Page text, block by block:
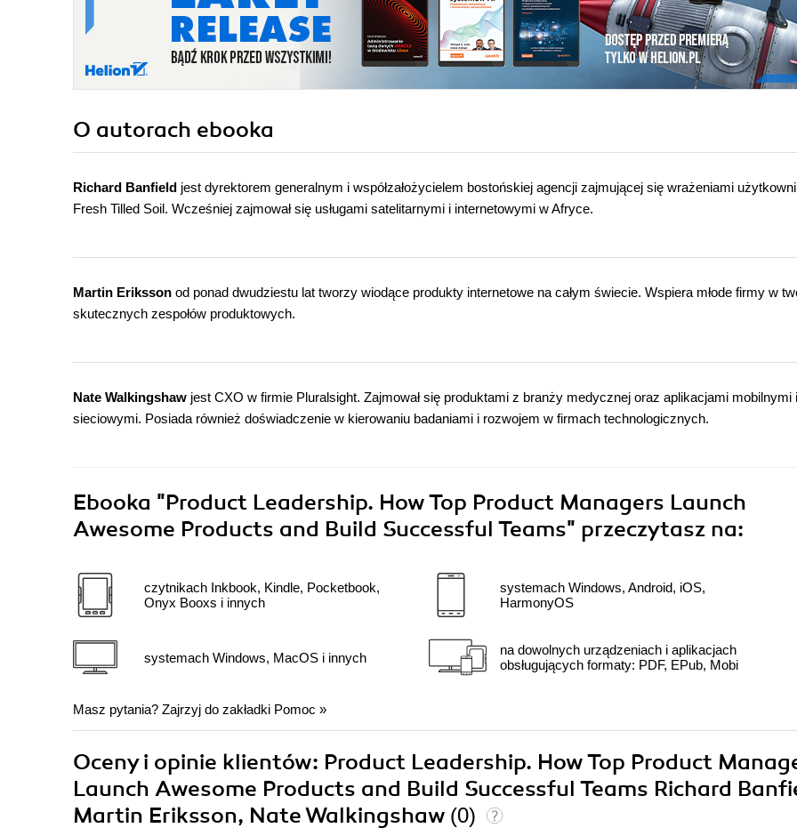
O autorach ebooka
Richard Banfield jest dyrektorem generalnym i współzałożycielem bostońskiej agencji zajmującej się wrażeniami
Fresh Tilled Soil. Wcześniej zajmował się usługami satelitarnymi i internetowymi w Afryce.
Martin Eriksson od ponad dwudziestu lat tworzy wiodące produkty internetowe na całym świecie. Wspiera młode firmy w
skutecznych zespołów produktowych.
Nate Walkingshaw jest CXO w firmie Pluralsight. Zajmował się produktami z branży medycznej oraz aplikacjami mobilnymi i
sieciowymi. Posiada również doświadczenie w kierowaniu badaniami i rozwojem w firmach technologicznych.
Ebooka "Product Leadership. How Top Product Managers Launch
Awesome Products and Build Successful Teams" przeczytasz na:
czytnikach Inkbook, Kindle, Pocketbook,
Onyx Booxs i innych
systemach Windows, MacOS i innych
systemach Windows, Android, iOS,
HarmonyOS
na dowolnych urządzeniach i aplikacjach
obsługujących formaty: PDF, EPub, Mobi
Masz pytania? Zajrzyj do zakładki Pomoc »
Oceny i opinie klientów: Product Leadership. How Top Product
Launch Awesome Products and Build Successful Teams Richard
Martin Eriksson, Nate Walkingshaw (0)